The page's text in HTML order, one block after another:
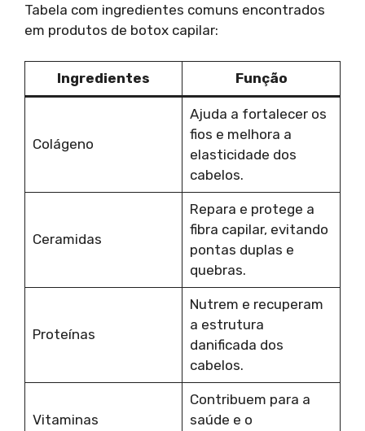
Tabela com ingredientes comuns encontrados
em produtos de botox capilar:
Ingredientes Função
Colágeno
Ajuda a fortalecer os
fios e melhora a
elasticidade dos
cabelos.
Ceramidas
Repara e protege a
fibra capilar, evitando
pontas duplas e
quebras.
Proteínas
Nutrem e recuperam
a estrutura
danificada dos
cabelos.
Vitaminas
Contribuem para a
saúde e o